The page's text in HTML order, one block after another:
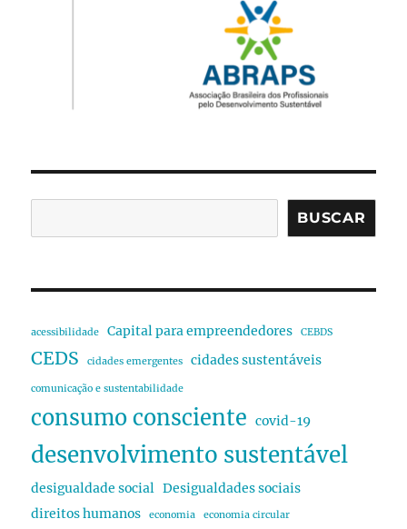
BUSCAR
acessibilidade Capital para empreendedores CEBDS
CEDS cidades emergentes cidades sustentáveis
comunicação e sustentabilidade
consumo consciente covid-19
desenvolvimento sustentável
desigualdade social Desigualdades sociais
direitos humanos
economia economia circular